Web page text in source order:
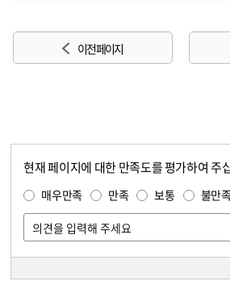
이전 페이지
현재 페이지에 대한 만족도를 평가하여 주
매우만족 만족 보통 불만